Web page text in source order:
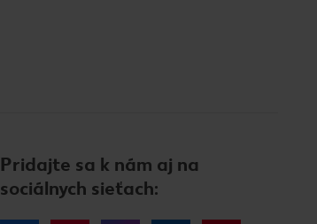
Pridajte sa k nám aj na
sociálnych sieťach: